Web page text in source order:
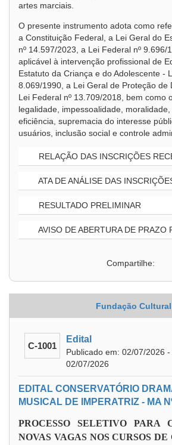
artes marciais.
O presente instrumento adota como
a Constituição Federal, a Lei Geral do
nº 14.597/2023, a Lei Federal nº 9.696/
aplicável à intervenção profissional de
Estatuto da Criança e do Adolescente -
8.069/1990, a Lei Geral de Proteção de
Lei Federal nº 13.709/2018, bem como
legalidade, impessoalidade, moralidade,
eficiência, supremacia do interesse
usuários, inclusão social e controle
RELAÇÃO DAS INSCRIÇÕES
ATA DE ANÁLISE DAS
RESULTADO PRELIMINAR
AVISO DE ABERTURA DE PRAZO
Compartilhe:
Fundação Cultural
C-1001
Edital
Publicado em: 02/07/2026
02/07/2026
EDITAL CONSERVATÓRIO
MUSICAL DE IMPERATRIZ - MA
PROCESSO SELETIVO PARA
NOVAS VAGAS NOS CURSOS